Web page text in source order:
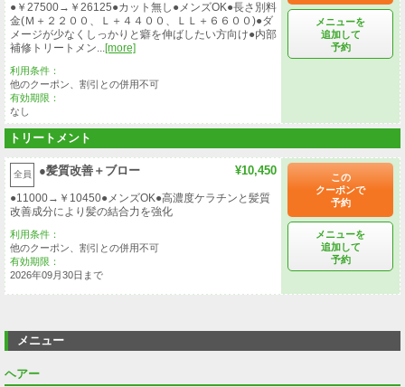
●￥27500→￥26125●カット無し●メンズOK●長さ別料
金(Ｍ＋２２００、Ｌ＋４４００、ＬＬ＋６６００)●ダ
メージが少なくしっかりと癖を伸ばしたい方向け●内部
補修トリートメン...[more]
利用条件：
他のクーポン、割引との併用不可
有効期限：
なし
メニューを
追加して
予約
トリートメント
全員 ●髪質改善＋ブロー ¥10,450
●11000→￥10450●メンズOK●高濃度ケラチンと髪質
改善成分により髪の結合力を強化
利用条件：
他のクーポン、割引との併用不可
有効期限：
2026年09月30日まで
この
クーポンで
予約
メニューを
追加して
予約
メニュー
ヘアー